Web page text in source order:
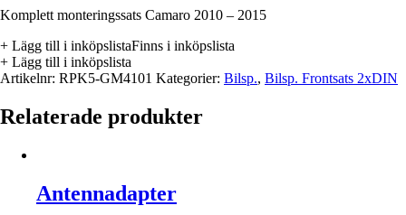
Komplett monteringssats Camaro 2010 – 2015
+ Lägg till i inköpslistaFinns i inköpslista
+ Lägg till i inköpslista
Artikelnr: RPK5-GM4101 Kategorier: Bilsp., Bilsp. Frontsats 2xDIN
Relaterade produkter
Antennadapter